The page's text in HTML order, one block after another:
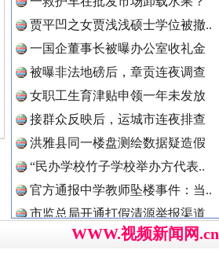
一国企董事长被曝办公室收礼金
被曝非法地磅后，章贡连夜调查
女职工生育津贴申领一年未发放
接群众反映后，运城市连夜排查
洪雅县同一楼盘测绘数据疑造假
“民办学校竹子学校举办方代表..
官方通报中学教师坠楼事件：当..
市监总局开通打假清源举报渠道
男子献血10年要求免诊查费遭拒
襄阳一村干部超占地建五层楼房
西北大学通报“教师贾某某涉嫌..
WWW.视频新闻网.cn
导游发烟没安好心